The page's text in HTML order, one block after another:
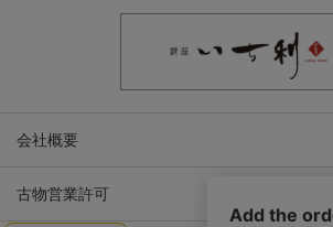
会社概要
古物営業許可